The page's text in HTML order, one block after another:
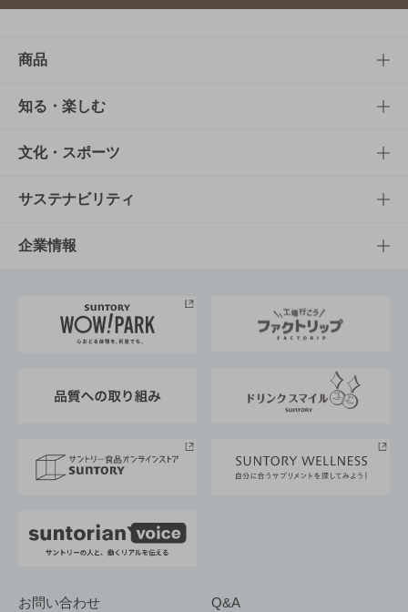
商品
商品TOP
商品一覧
商品発売情報
栄養成分一覧
知る・楽しむ
知る・楽しむTOP
キャンペーン
工場見学
地域情報
文化・スポーツ
文化・スポーツTOP
サントリーホール
サントリーサンバーズ大阪
サステナビリティ
サステナビリティTOP
サントリーが考えるサステナビリティ経営
企業情報
企業概要
採用情報
お問い合わせ Q&A